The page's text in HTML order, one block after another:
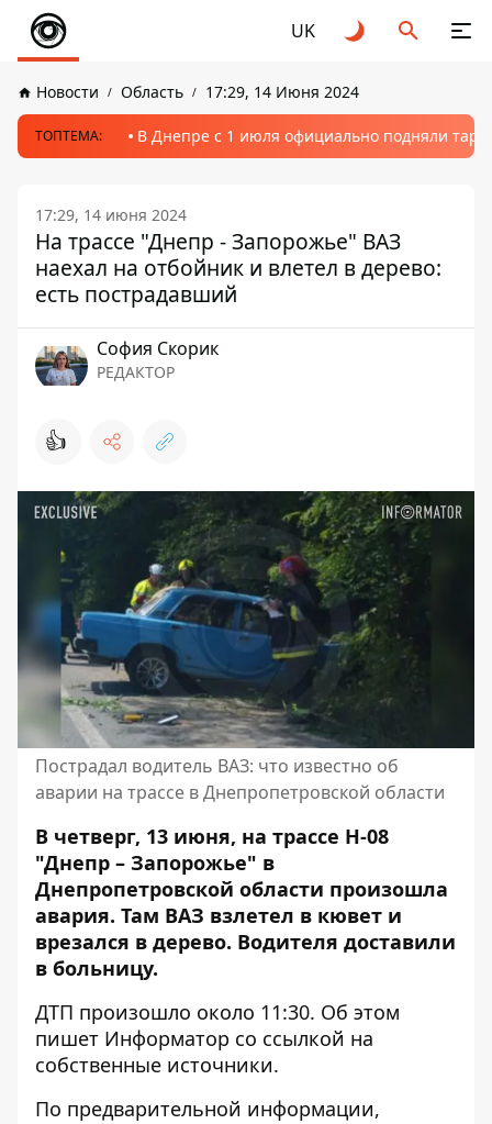
UK
Новости Область 17:29, 14 Июня 2024
ТОПТЕМА: В Днепре с 1 июля официально подняли
17:29, 14 июня 2024
На трассе "Днепр - Запорожье" ВАЗ
наехал на отбойник и влетел в дерево:
есть пострадавший
София Скорик
РЕДАКТОР
👍
Пострадал водитель ВАЗ: что известно об
аварии на трассе в Днепропетровской области
В четверг, 13 июня, на трассе Н-08
"Днепр – Запорожье" в
Днепропетровской области произошла
авария. Там ВАЗ взлетел в кювет и
врезался в дерево. Водителя доставили
в больницу.
ДТП произошло около 11:30. Об этом
пишет Информатор со ссылкой на
собственные источники.
По предварительной информации,